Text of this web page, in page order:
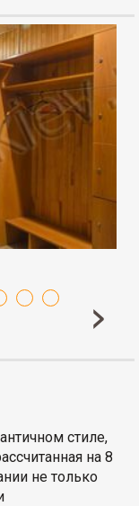
стиле,
на 8
не только